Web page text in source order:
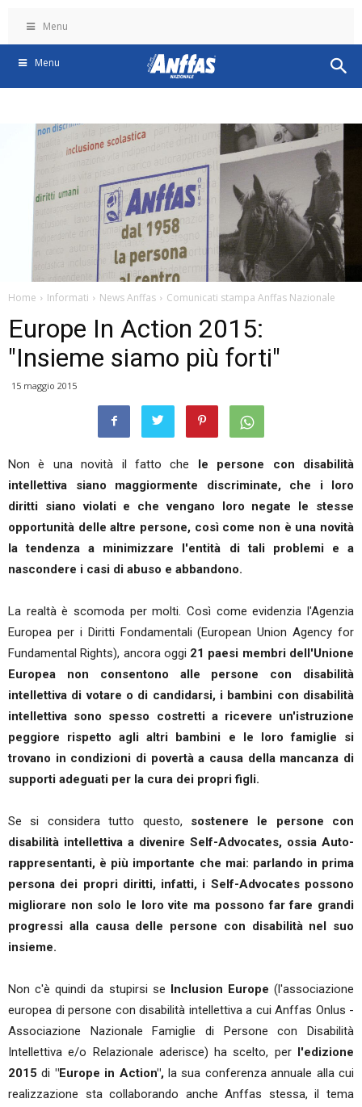
Menu
Menu
Home Informati News Anffas Comunicati stampa Anffas Nazionale
Europe In Action 2015:
"Insieme siamo più forti"
15 maggio 2015
Non è una novità il fatto che le persone con disabilità
intellettiva siano maggiormente discriminate, che i loro
diritti siano violati e che vengano loro negate le stesse
opportunità delle altre persone, così come non è una novità
la tendenza a minimizzare l'entità di tali problemi e a
nascondere i casi di abuso e abbandono.
La realtà è scomoda per molti. Così come evidenzia l'Agenzia
Europea per i Diritti Fondamentali (European Union Agency for
Fundamental Rights), ancora oggi 21 paesi membri dell'Unione
Europea non consentono alle persone con disabilità
intellettiva di votare o di candidarsi, i bambini con disabilità
intellettiva sono spesso costretti a ricevere un'istruzione
peggiore rispetto agli altri bambini e le loro famiglie si
trovano in condizioni di povertà a causa della mancanza di
supporti adeguati per la cura dei propri figli.
Se si considera tutto questo, sostenere le persone con
disabilità intellettiva a divenire Self-Advocates, ossia Auto-
rappresentanti, è più importante che mai: parlando in prima
persona dei propri diritti, infatti, i Self-Advocates possono
migliorare non solo le loro vite ma possono far fare grandi
progressi alla causa delle persone con disabilità nel suo
insieme.
Non c'è quindi da stupirsi se Inclusion Europe (l'associazione
europea di persone con disabilità intellettiva a cui Anffas Onlus -
Associazione Nazionale Famiglie di Persone con Disabilità
Intellettiva e/o Relazionale aderisce) ha scelto, per l'edizione
2015di "Europe in Action",la sua conferenza annuale alla cui
realizzazione sta collaborando anche Anffas stessa, il tema